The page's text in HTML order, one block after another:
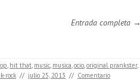
Entrada completa →
hit that music musica ocio original prankster,
rock // julio 25, 2013 // Comentario